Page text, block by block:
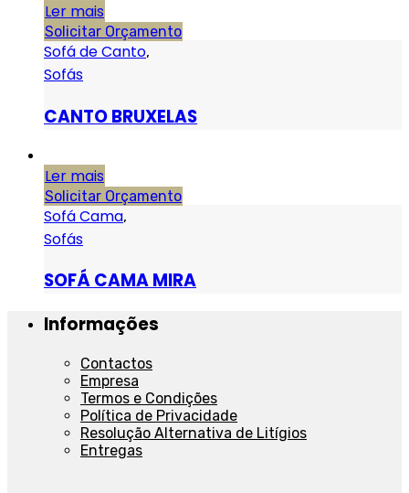
Ler mais
Solicitar Orçamento
Sofá de Canto,
Sofás
CANTO BRUXELAS
Ler mais
Solicitar Orçamento
Sofá Cama,
Sofás
SOFÁ CAMA MIRA
Informações
Contactos
Empresa
Termos e Condições
Política de Privacidade
Resolução Alternativa de Litígios
Entregas